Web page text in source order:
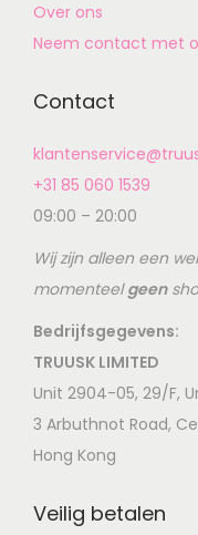
Over ons
Neem contact met
Contact
+31 85 060 1539
09:00 – 20:00
Wij zijn alleen een
momenteelgeen
Bedrijfsgegevens:
TRUUSK LIMITED
Unit 2904-05, 29/F,
3 Arbuthnot Road,
Hong Kong
Veilig betalen